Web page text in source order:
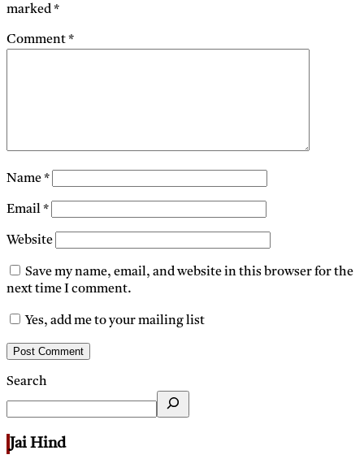
marked*
Comment*
Name*
Email*
Website
Save my name, email, and website in this browser for the
next time I comment.
Yes, add me to your mailing list
Search
Jai Hind